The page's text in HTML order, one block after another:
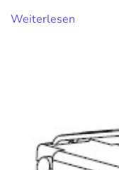
Weiterlesen